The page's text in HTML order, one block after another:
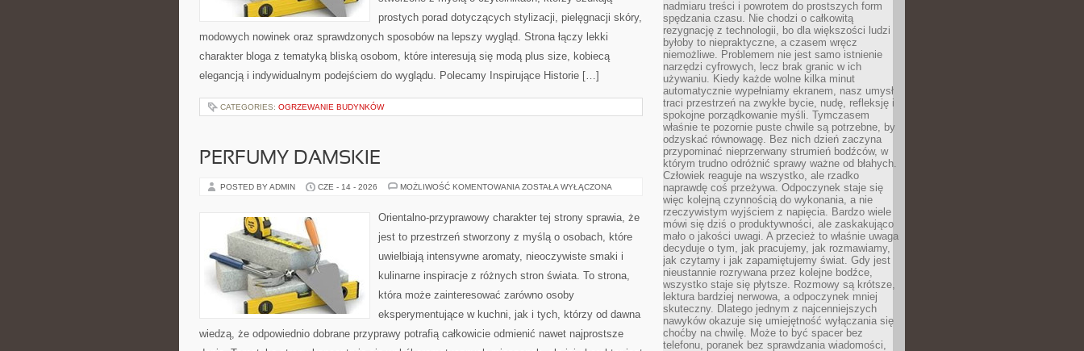
prostych porad dotyczących stylizacji, pielęgnacji skóry,
modowych nowinek oraz sprawdzonych sposobów na lepszy wygląd. Strona łączy lekki
charakter bloga z tematyką bliską osobom, które interesują się modą plus size, kobiecą
elegancją i indywidualnym podejściem do wyglądu. Polecamy Inspirujące Historie […]
CATEGORIES: OGRZEWANIE BUDYNKÓW
PERFUMY DAMSKIE
POSTED BY ADMIN CZE - 14 - 2026 MOŻLIWOŚĆ KOMENTOWANIA PERFUMY
ZOSTAŁA WYŁĄCZONA
Orientalno-przyprawowy charakter tej strony sprawia, że
jest to przestrzeń stworzony z myślą o osobach, które
uwielbiają intensywne aromaty, nieoczywiste smaki i
kulinarne inspiracje z różnych stron świata. To strona,
która może zainteresować zarówno osoby
eksperymentujące w kuchni, jak i tych, którzy od dawna
wiedzą, że odpowiednio dobrane przyprawy potrafią całkowicie odmienić nawet najprostsze
nadmiaru treści i powrotem do prostszych form
spędzania czasu. Nie chodzi o całkowitą
rezygnację z technologii, bo dla większości ludzi
byłoby to niepraktyczne, a czasem wręcz
niemożliwe. Problemem nie jest samo istnienie
narzędzi cyfrowych, lecz brak granic w ich
używaniu. Kiedy każde wolne kilka minut
automatycznie wypełniamy ekranem, nasz umysł
traci przestrzeń na zwykłe bycie, nudę, refleksję i
spokojne porządkowanie myśli. Tymczasem
właśnie te pozornie puste chwile są potrzebne, by
odzyskać równowagę. Bez nich dzień zaczyna
przypominać nieprzerwany strumień bodźców, w
którym trudno odróżnić sprawy ważne od błahych.
Człowiek reaguje na wszystko, ale rzadko
naprawdę coś przeżywa. Odpoczynek staje się
więc kolejną czynnością do wykonania, a nie
rzeczywistym wyjściem z napięcia. Bardzo wiele
mówi się dziś o produktywności, ale zaskakująco
mało o jakości uwagi. A przecież to właśnie uwaga
decyduje o tym, jak pracujemy, jak rozmawiamy,
jak czytamy i jak zapamiętujemy świat. Gdy jest
nieustannie rozrywana przez kolejne bodźce,
wszystko staje się płytsze. Rozmowy są krótsze,
lektura bardziej nerwowa, a odpoczynek mniej
skuteczny. Dlatego jednym z najcenniejszych
nawyków okazuje się umiejętność wyłączania się
choćby na chwilę. Może to być spacer bez
telefonu, poranek bez sprawdzania wiadomości,